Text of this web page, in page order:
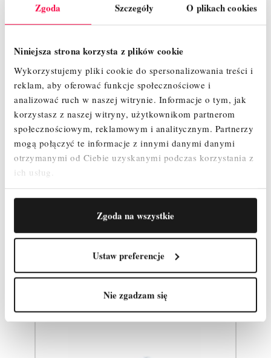
Zgoda Szczegóły O plikach cookies
Niniejsza strona korzysta z plików cookie
Wykorzystujemy pliki cookie do spersonalizowania treści i
reklam, aby oferować funkcje społecznościowe i
analizować ruch w naszej witrynie. Informacje o tym, jak
korzystasz z naszej witryny, użytkownikom partnerom
społecznościowym, reklamowym i analitycznym. Partnerzy
mogą połączyć te informacje z innymi danymi danymi
otrzymanymi od Ciebie uzyskanymi podczas korzystania z
ich usług.
Zgoda na wszystkie
Ustaw preferencje
Nie zgadzam się
Wykaz elementów :
Rama przegubowa ( 7 szczeblowa ) – 1 szt.
Podest z klapy – 1 szt.
Koło jezdne 125mm z hamulcem bez regulacji – 4 szt.
Zawleczki – 4 szt.
Stężenie poziome - 2 szt.
Waga około 44 kg
Produkty powiązane